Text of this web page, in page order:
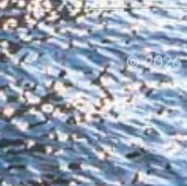
© 2026